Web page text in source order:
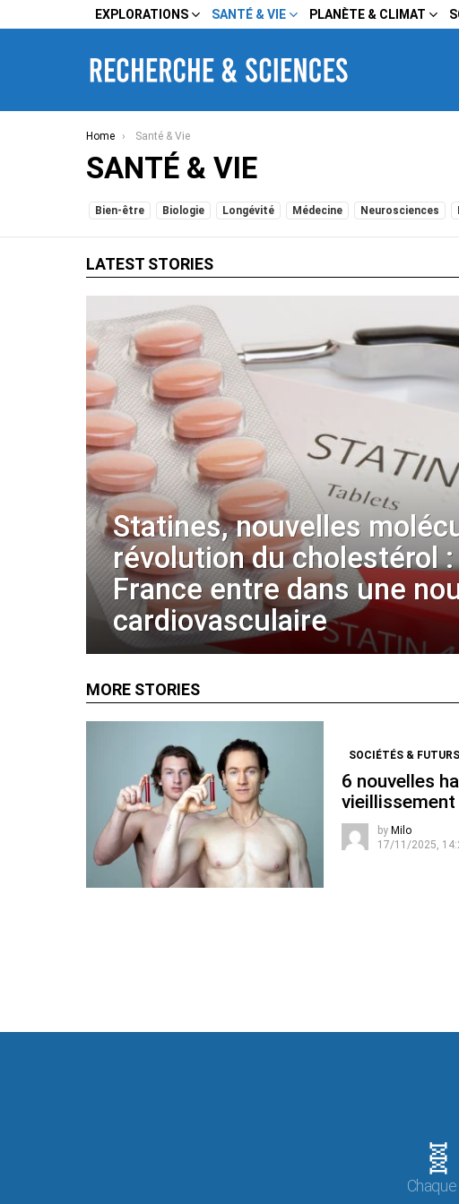
EXPLORATIONS SANTÉ & VIE PLANÈTE & CLIMAT
You are here:
Home Santé & Vie
SANTÉ & VIE
SUBTERMS
Bien-être Biologie Longévité Médecine Neurosciences
LATEST STORIES
Statines, nouvelles
révolution du cholestérol :
France entre dans une
cardiovasculaire
MORE STORIES
SOCIÉTÉS & FUTURS
6 nouvelles
vieillissement
by Milo
17/11/2025,